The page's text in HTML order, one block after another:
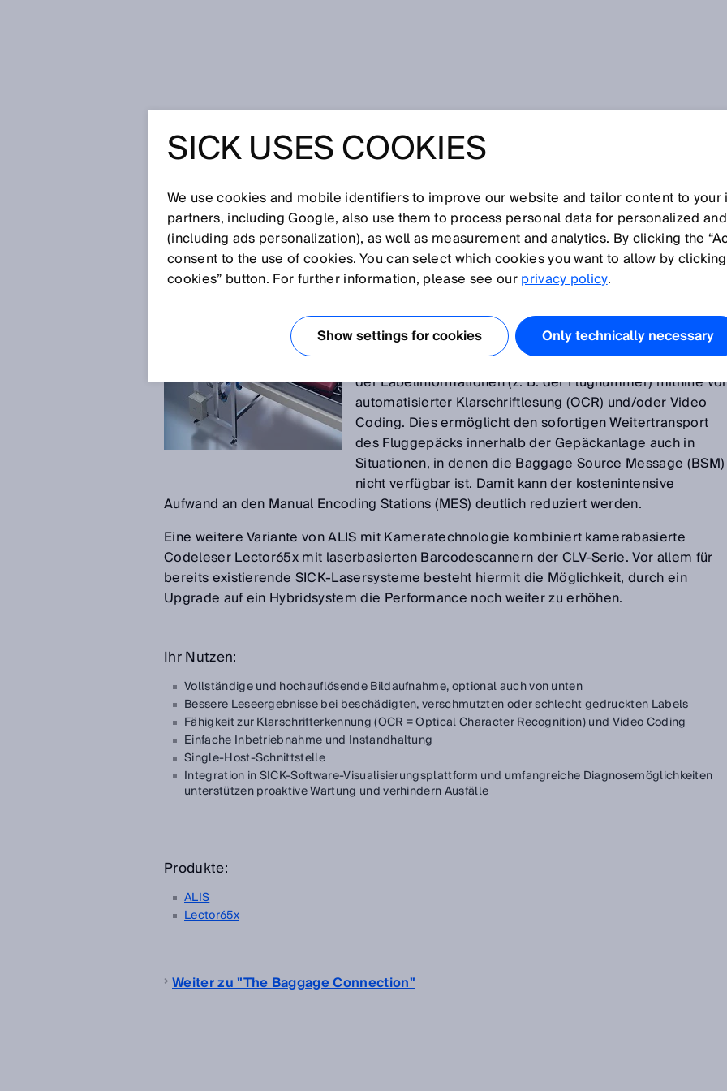
GEPÄCKIDENTIFIKATION
MIT KAMERATECHNOLOGIE
Die wichtigsten Bestandteile des Systems sind
Bildaufnahme und zur omnidirektionalen Lesung von 1D-
Codes. Über das Identifizieren von Barcodes hinaus liefert
ALIS mit Kameratechnologie Bilder zur Weiterverarbeitung
der Labelinformationen (z. B. der Flugnummer) mithilfe
automatisierter Klarschriftlesung (OCR) und/oder Video
Coding. Dies ermöglicht den sofortigen Weitertransport
des Fluggepäcks innerhalb der Gepäckanlage auch in
Situationen, in denen die Baggage Source Message (BSM)
nicht verfügbar ist. Damit kann der kostenintensive
Aufwand an den Manual Encoding Stations (MES) deutlich reduziert werden.
Eine weitere Variante von ALIS mit Kameratechnologie kombiniert kamerabasierte
Codeleser Lector65x mit laserbasierten Barcodescannern der CLV-Serie. Vor allem für
bereits existierende SICK-Lasersysteme besteht hiermit die Möglichkeit, durch ein
Upgrade auf ein Hybridsystem die Performance noch weiter zu erhöhen.
Ihr Nutzen:
Vollständige und hochauflösende Bildaufnahme, optional auch von unten
Bessere Leseergebnisse bei beschädigten, verschmutzten oder schlecht gedruckten Labels
Fähigkeit zur Klarschrifterkennung (OCR = Optical Character Recognition) und Video Coding
Einfache Inbetriebnahme und Instandhaltung
Single-Host-Schnittstelle
Integration in SICK-Software-Visualisierungsplattform und umfangreiche Diagnosemöglichkeiten
unterstützen proaktive Wartung und verhindern Ausfälle
Produkte:
ALIS
Lector65x
Weiter zu "The Baggage Connection"
SICK USES COOKIES
We use cookies and mobile identifiers to improve our website and tailor content to your
partners, including Google, also use them to process personal data for personalized
(including ads personalization), as well as measurement and analytics. By clicking the
consent to the use of cookies. You can select which cookies you want to allow by
cookies” button. For further information, please see ourprivacy policy.
Show settings for cookies Only technically necessary